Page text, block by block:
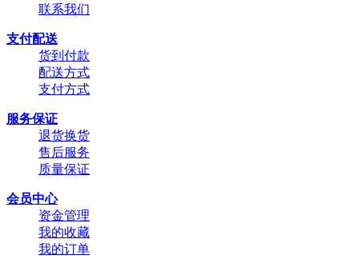
联系我们
支付配送
货到付款
配送方式
支付方式
服务保证
退货换货
售后服务
质量保证
会员中心
资金管理
我的收藏
我的订单